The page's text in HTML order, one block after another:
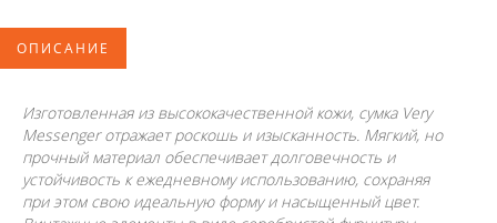
ОПИСАНИЕ
Изготовленная из высококачественной кожи, сумка Very
Messenger отражает роскошь и изысканность. Мягкий, но
прочный материал обеспечивает долговечность и
устойчивость к ежедневному использованию, сохраняя
при этом свою идеальную форму и насыщенный цвет.